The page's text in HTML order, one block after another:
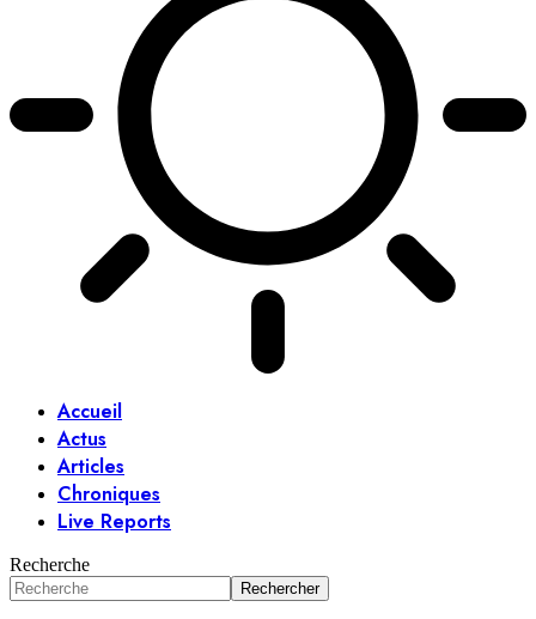
Accueil
Actus
Articles
Chroniques
Live Reports
Recherche